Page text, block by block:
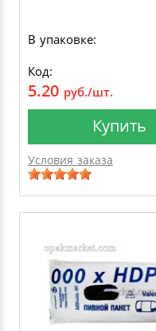
В упаковке:
Код:
5.20 руб./шт.
Купить
Условия заказа